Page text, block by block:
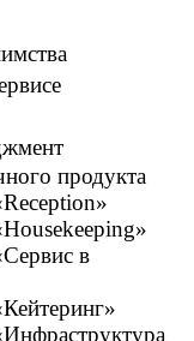
продукта
Reception»
Housekeeping»
Сервис в